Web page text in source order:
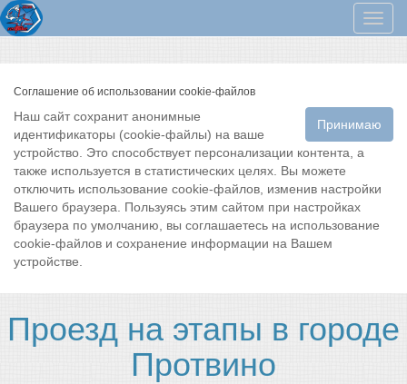
Меню
Соглашение об использовании cookie-файлов
Принимаю
Наш сайт сохранит анонимные
идентификаторы (cookie-файлы) на ваше
устройство. Это способствует персонализации контента, а
также используется в статистических целях. Вы можете
отключить использование cookie-файлов, изменив настройки
Вашего браузера. Пользуясь этим сайтом при настройках
браузера по умолчанию, вы соглашаетесь на использование
cookie-файлов и сохранение информации на Вашем
устройстве.
Проезд на этапы в городе
Протвино